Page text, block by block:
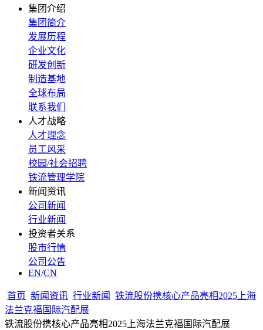
集团介绍
集团简介
发展历程
企业文化
研发创新
制造基地
全球布局
联系我们
人才战略
人才理念
员工风采
校园/社会招聘
铁流管理学院
新闻资讯
公司新闻
行业新闻
投资者关系
股市行情
公司公告
EN/CN
首页 新闻资讯 行业新闻
铁流股份携核心产品亮相2025上海
法兰克福国际汽配展
铁流股份携核心产品亮相2025上海法兰克福国际汽配展